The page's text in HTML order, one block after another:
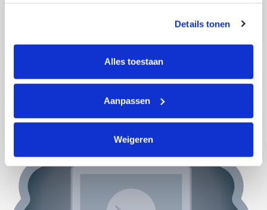
tonen. Je kunt je toestemming op elk moment wijzigen of
intrekken via Cookie instellingen onderaan de pagina. De
lijst met cookies is te vinden in het tabblad “details”.
Details tonen
Alles toestaan
Aanpassen
Weigeren
Actiepagina gemaakt